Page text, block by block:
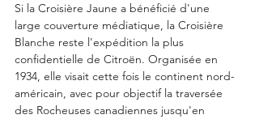
Si la Croisière Jaune a bénéficié d'une
large couverture médiatique, la Croisière
Blanche reste l'expédition la plus
confidentielle de Citroën. Organisée en
1934, elle visait cette fois le continent nord-
américain, avec pour objectif la traversée
des Rocheuses canadiennes jusqu'en